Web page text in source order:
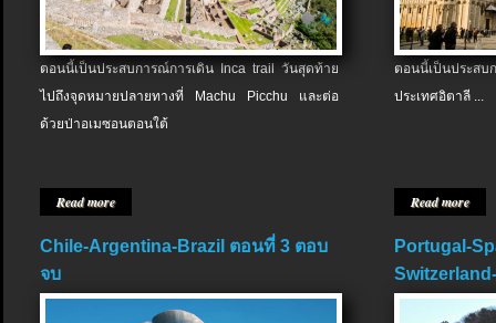
ตอนนี้เป็นประสบการณ์การเดิน Inca trail วันสุดท้าย
ไปถึงจุดหมายปลายทางที่ Machu Picchu และต่อ
ด้วยป่าอเมซอนตอนใต้
Read more
ตอนนี้เป็นประส
ประเทศอิตาลี ...
Read more
Chile-Argentina-Brazil ตอนที่ 3 ตอบ
จบ
Portugal-